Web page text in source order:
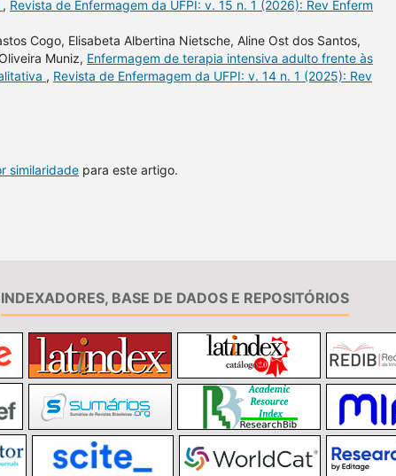
, Revista de Enfermagem da UFPI: v. 15 n. 1 (2026): Rev Enferm
Cogo, Elisabeta Albertina Nietsche, Aline Ost dos Santos,
Muniz, Enfermagem de terapia intensiva adulto frente às
, Revista de Enfermagem da UFPI: v. 14 n. 1 (2025): Rev
similaridade para este artigo.
INDEXADORES, BASE DE DADOS E REPOSITÓRIOS